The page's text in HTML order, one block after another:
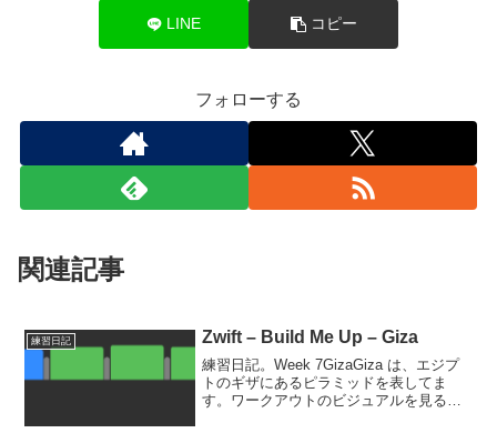
LINE コピー
フォローする
関連記事
練習日記 Zwift – Build Me Up – Giza
練習日記。Week 7GizaGiza は、エジプ
トのギザにあるピラミッドを表してま
す。ワークアウトのビジュアルを見ると